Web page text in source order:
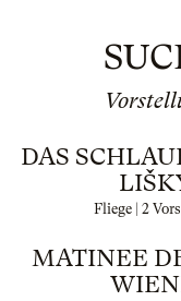
DAS
Fliege | 2
MATINEE